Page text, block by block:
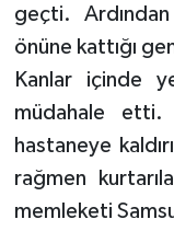
geçti.
önüne kattığı
Kanlar içinde
müdahale etti.
hastaneye
rağmen
memleketi